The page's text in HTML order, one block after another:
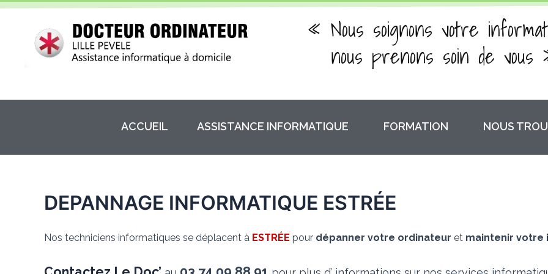
Aller
contenu
« Nous soignons votre
nous prenons soin de vous
ACCUEIL ASSISTANCE INFORMATIQUE FORMATION NOUS
DEPANNAGE INFORMATIQUE ESTRÉE
Nos techniciens informatiques se déplacent à ESTRÉE pour dépanner votre ordinateur et maintenir votre